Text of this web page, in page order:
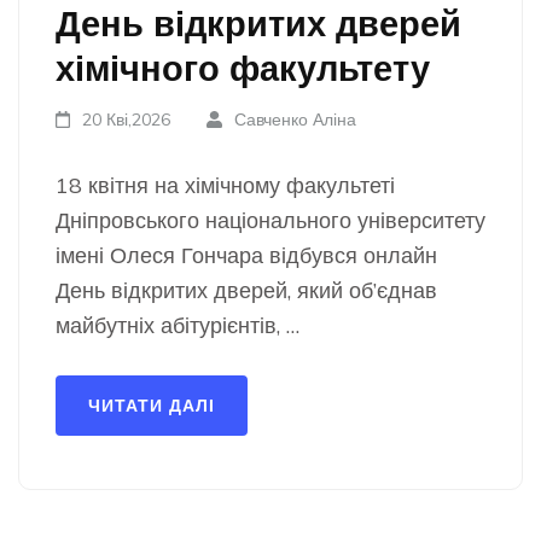
День відкритих дверей
хімічного факультету
20 Кві,2026 Савченко Аліна
18 квітня на хімічному факультеті
Дніпровського національного університету
імені Олеся Гончара відбувся онлайн
День відкритих дверей, який об’єднав
майбутніх абітурієнтів, …
ЧИТАТИ ДАЛІ